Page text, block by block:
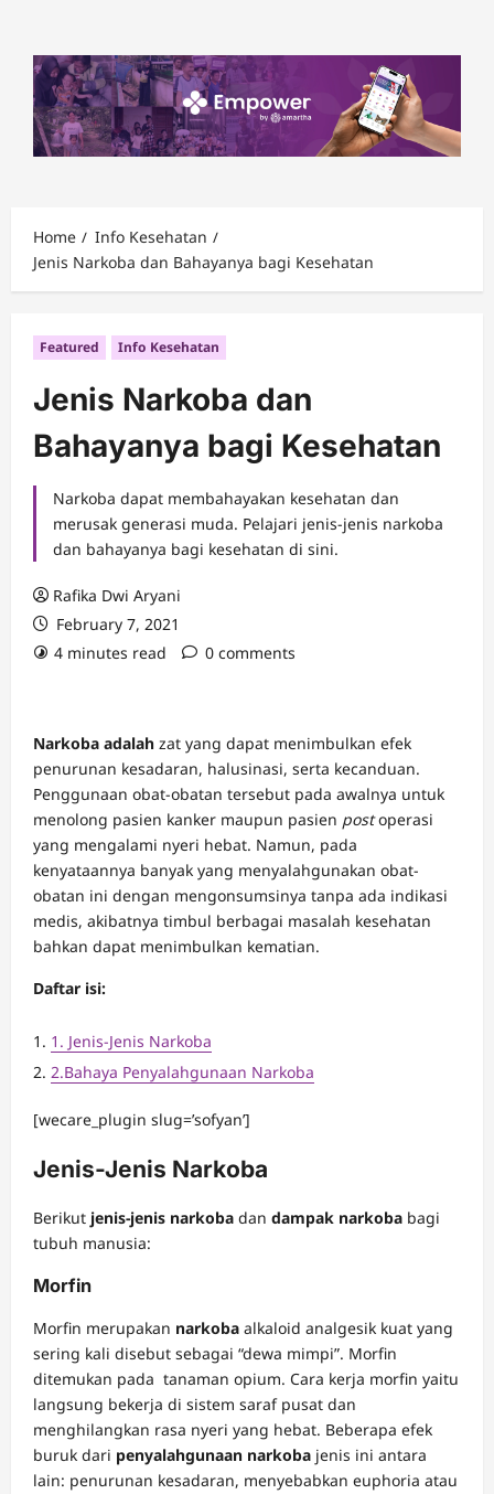
content
Home
Info Kesehatan
Jenis Narkoba dan Bahayanya bagi Kesehatan
Featured Info Kesehatan
Jenis Narkoba dan
Bahayanya bagi Kesehatan
Narkoba dapat membahayakan kesehatan dan
merusak generasi muda. Pelajari jenis-jenis narkoba
dan bahayanya bagi kesehatan di sini.
Rafika Dwi Aryani
February 7, 2021
4 minutes read
0 comments
Narkoba adalah zat yang dapat menimbulkan efek
penurunan kesadaran, halusinasi, serta kecanduan.
Penggunaan obat-obatan tersebut pada awalnya untuk
menolong pasien kanker maupun pasien postoperasi
yang mengalami nyeri hebat. Namun, pada
kenyataannya banyak yang menyalahgunakan obat-
obatan ini dengan mengonsumsinya tanpa ada indikasi
medis, akibatnya timbul berbagai masalah kesehatan
bahkan dapat menimbulkan kematian.
Daftar isi:
1. Jenis-Jenis Narkoba
2.Bahaya Penyalahgunaan Narkoba
[wecare_plugin slug=’sofyan’]
Jenis-Jenis Narkoba
Berikut jenis-jenis narkoba dan dampak narkoba bagi
tubuh manusia:
Morfin
Morfin merupakan narkoba alkaloid analgesik kuat yang
sering kali disebut sebagai “dewa mimpi”. Morfin
ditemukan pada tanaman opium. Cara kerja morfin yaitu
langsung bekerja di sistem saraf pusat dan
menghilangkan rasa nyeri yang hebat. Beberapa efek
buruk dari penyalahgunaan narkoba jenis ini antara
lain: penurunan kesadaran, menyebabkan euphoria atau